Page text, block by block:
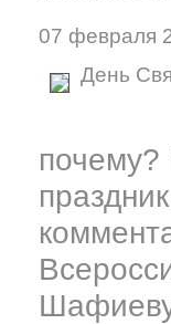
07 февраля
День